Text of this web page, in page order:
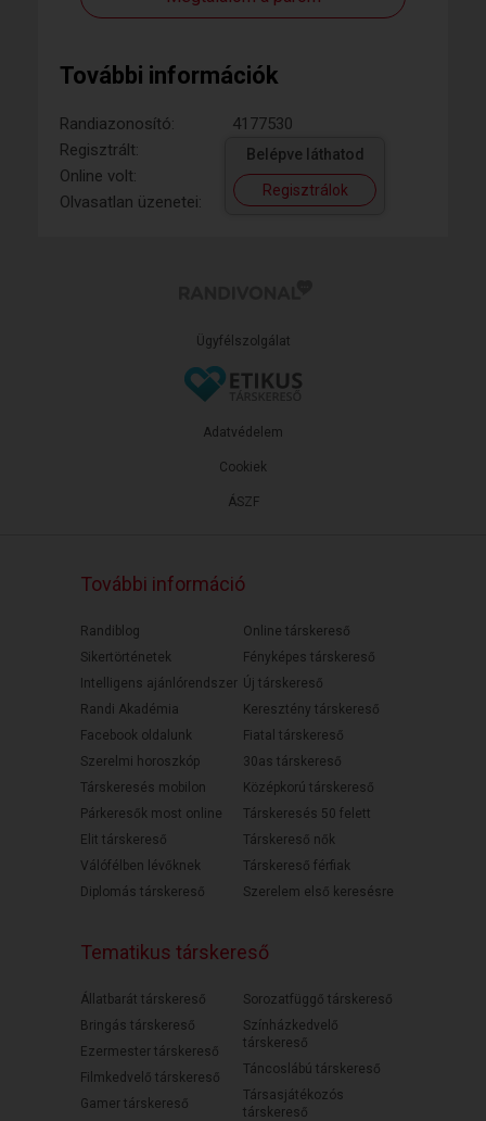
További információk
Randiazonosító:
4177530
Regisztrált:
Online volt:
Olvasatlan üzenetei:
Belépve láthatod
Regisztrálok
Ügyfélszolgálat
ÁSZF
Adatvédelem
Cookiek
További információ
Randiblog
Sikertörténetek
Intelligens ajánlórendszer
Randi Akadémia
Facebook oldalunk
Szerelmi horoszkóp
Társkeresés mobilon
Párkeresők most online
Elit társkereső
Válófélben lévőknek
Diplomás társkereső
Online társkereső
Fényképes társkereső
Új társkereső
Keresztény társkereső
Fiatal társkereső
30as társkereső
Középkorú társkereső
Társkeresés 50 felett
Társkereső nők
Társkereső férfiak
Szerelem első keresésre
Tematikus társkereső
Állatbarát társkereső
Bringás társkereső
Ezermester társkereső
Filmkedvelő társkereső
Gamer társkereső
Sorozatfüggő társkereső
Színházkedvelő
társkereső
Táncoslábú társkereső
Társasjátékozós
társkereső